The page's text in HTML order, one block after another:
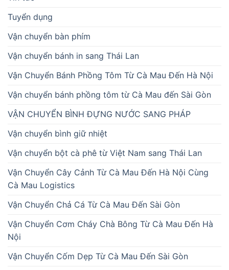
Tuyển dụng
Vận chuyển bàn phím
Vận chuyển bánh in sang Thái Lan
Vận Chuyển Bánh Phồng Tôm Từ Cà Mau Đến Hà Nội
Vận chuyển bánh phồng tôm từ Cà Mau đến Sài Gòn
VẬN CHUYỂN BÌNH ĐỰNG NƯỚC SANG PHÁP
Vận chuyển bình giữ nhiệt
Vận chuyển bột cà phê từ Việt Nam sang Thái Lan
Vận Chuyển Cây Cảnh Từ Cà Mau Đến Hà Nội Cùng
Cà Mau Logistics
Vận Chuyển Chả Cá Từ Cà Mau Đến Sài Gòn
Vận Chuyển Cơm Cháy Chà Bông Từ Cà Mau Đến Hà
Nội
Vận Chuyển Cốm Dẹp Từ Cà Mau Đến Sài Gòn